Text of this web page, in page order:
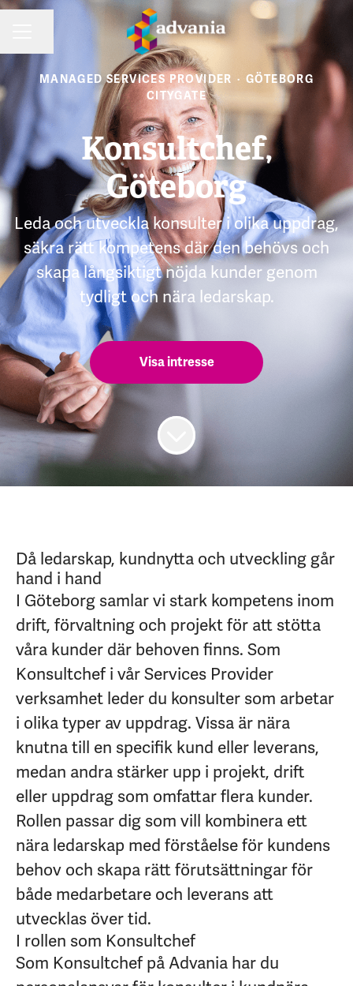
MANAGED SERVICES PROVIDER · GÖTEBORG
CITYGATE
Konsultchef,
Göteborg
Leda och utveckla konsulter i olika uppdrag,
säkra rätt kompetens där den behövs och
skapa långsiktigt nöjda kunder genom
tydligt och nära ledarskap.
Visa intresse
Då ledarskap, kundnytta och utveckling går
hand i hand
I Göteborg samlar vi stark kompetens inom
drift, förvaltning och projekt för att stötta
våra kunder där behoven finns. Som
Konsultchef i vår Services Provider
verksamhet leder du konsulter som arbetar
i olika typer av uppdrag. Vissa är nära
knutna till en specifik kund eller leverans,
medan andra stärker upp i projekt, drift
eller uppdrag som omfattar flera kunder.
Rollen passar dig som vill kombinera ett
nära ledarskap med förståelse för kundens
behov och skapa rätt förutsättningar för
både medarbetare och leverans att
utvecklas över tid.
I rollen som Konsultchef
Som Konsultchef på Advania har du